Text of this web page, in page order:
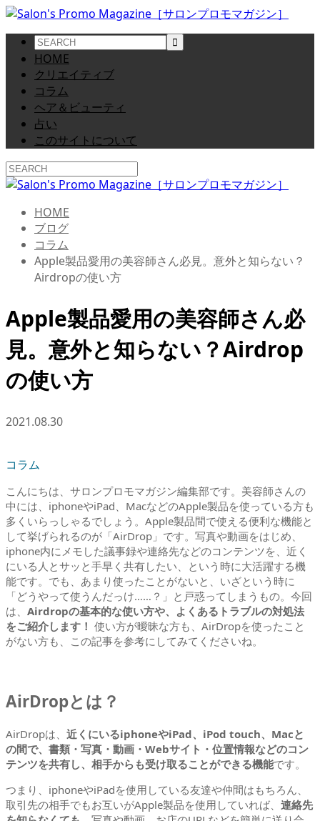
HOME
クリエイティブ
コラム
ヘア＆ビューティ
占い
このサイトについて
HOME
ブログ
コラム
Apple製品愛用の美容師さん必見。意外と知らない？
Airdropの使い方
Apple製品愛用の美容師さん必
見。意外と知らない？Airdrop
の使い方
2021.08.30
コラム
こんにちは、サロンプロモマガジン編集部です。美容師さんの
中には、iphoneやiPad、MacなどのApple製品を使っている方も
多くいらっしゃるでしょう。Apple製品間で使える便利な機能と
して挙げられるのが「AirDrop」です。写真や動画をはじめ、
iphone内にメモした議事録や連絡先などのコンテンツを、近く
にいる人とサッと手早く共有したい、という時に大活躍する機
能です。でも、あまり使ったことがないと、いざという時に
「どうやって使うんだっけ……？」と戸惑ってしまうもの。今回
は、 Airdropの基本的な使い方や、よくあるトラブルの対処法
をご紹介します！ 使い方が曖昧な方も、AirDropを使ったこと
がない方も、この記事を参考にしてみてくださいね。
AirDropとは？
AirDropは、 近くにいるiphoneやiPad、iPod touch、Macと
の間で、書類・写真・動画・Webサイト・位置情報などのコン
テンツを共有し、相手からも受け取ることができる機能です。
つまり、iphoneやiPadを使用している友達や仲間はもちろん、
取引先の相手でもお互いがApple製品を使用していれば、 連絡先